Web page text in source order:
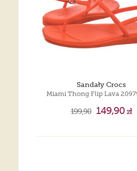
Sandały Crocs
199,90 149,90zł